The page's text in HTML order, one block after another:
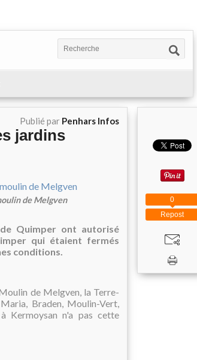
Publié par Penhars Infos
jardins
de Melgven
Quimper ont autorisé
qui étaient fermés
conditions.
de Melgven, la Terre-
Braden, Moulin-Vert,
Kermoysan n'a pas cette
Repost
0